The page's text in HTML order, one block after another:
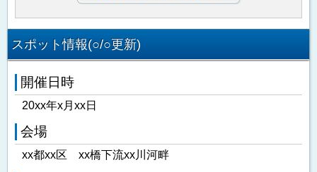
スポット情報(○/○更新)
開催日時
20xx年x月xx日
会場
xx都xx区 xx橋下流xx川河畔